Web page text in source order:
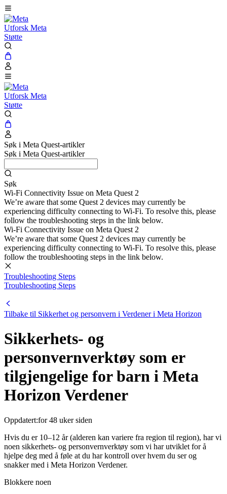
Utforsk Meta
Støtte
Utforsk Meta
Støtte
Søk i Meta Quest-artikler
Søk i Meta Quest-artikler
Søk
Wi-Fi Connectivity Issue on Meta Quest 2
We’re aware that some Quest 2 devices may currently be
experiencing difficulty connecting to Wi-Fi. To resolve this, please
follow the troubleshooting steps in the link below.
Wi-Fi Connectivity Issue on Meta Quest 2
We’re aware that some Quest 2 devices may currently be
experiencing difficulty connecting to Wi-Fi. To resolve this, please
follow the troubleshooting steps in the link below.
Troubleshooting Steps
Troubleshooting Steps
Tilbake til Sikkerhet og personvern i Verdener i Meta Horizon
Sikkerhets- og
personvernverktøy som er
tilgjengelige for barn i Meta
Horizon Verdener
Oppdatert:for 48 uker siden
Hvis du er 10–12 år (alderen kan variere fra region til region), har vi
noen sikkerhets- og personvernverktøy som vi har utviklet for å
hjelpe deg med å føle at du har kontroll over hvem du ser og
snakker med i Meta Horizon Verdener.
Blokkere noen